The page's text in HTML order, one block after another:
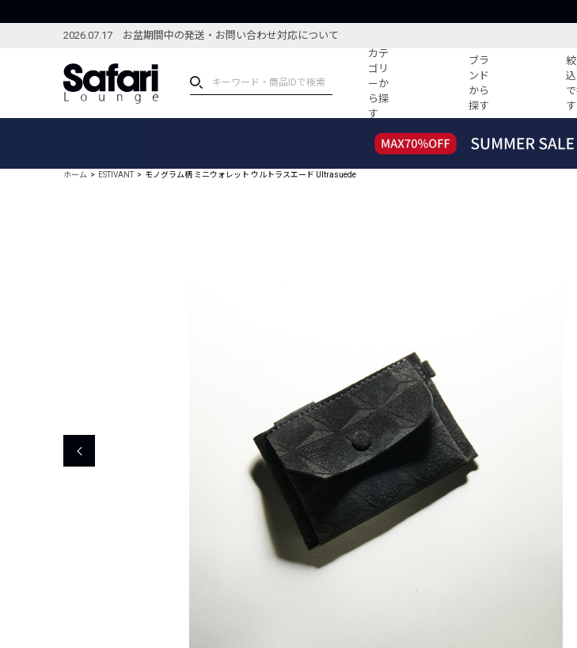
2026.07.17 お盆期間中の発送・お問い合わせ対応について
カテ
ゴリ
ーか
ら探
す
ブラ
ンド
から
探す
す
ブランドから探す
特集記事
すべての記事
フォーカスブランド
セールおすすめアイテム
人気アイテム TOP 15
ホーム ESTIVANT モノグラム柄 ミニウォレット ウルトラスエード Ultrasuede